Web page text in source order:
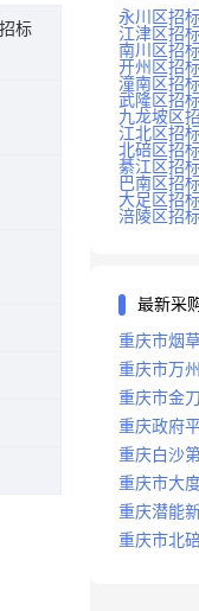
标
永川区招
江津区招
南川区招
开州区招
潼南区招
武隆区招
九龙坡区
江北区招
北碚区招
綦江区招
巴南区招
大足区招
涪陵区招
最新采
重庆市烟
标公告
重庆市万
重庆市金
重庆政府
重庆白沙
公告
重庆市大
重庆潜能
重庆市北